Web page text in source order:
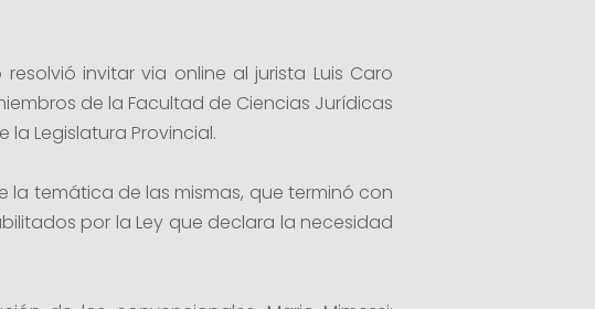
invitar via online al jurista Luis Caro
de la Facultad de Ciencias Jurídicas
la Legislatura Provincial.
temática de las mismas, que terminó con
por la Ley que declara la necesidad